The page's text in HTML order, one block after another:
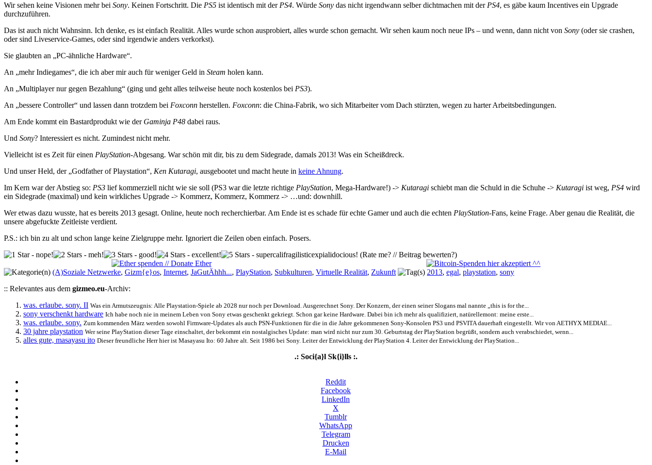
Wir sehen keine Visionen mehr bei Sony. Keinen Fortschritt. Die PS5 ist identisch mit der PS4. Würde Sony das nicht irgendwann selber dichtmachen mit der PS4, es gäbe kaum Incentives ein Upgrade
durchzuführen.
Das ist auch nicht Wahnsinn. Ich denke, es ist einfach Realität. Alles wurde schon ausprobiert, alles wurde schon gemacht. Wir sehen kaum noch neue IPs – und wenn, dann nicht von Sony (oder sie crashen,
oder sind Liveservice-Games, oder sind irgendwie anders verkorkst).
Sie glaubten an „PC-ähnliche Hardware“.
An „mehr Indiegames“, die ich aber mir auch für weniger Geld in Steam holen kann.
An „Multiplayer nur gegen Bezahlung“ (ging und geht alles teilweise heute noch kostenlos bei PS3).
An „bessere Controller“ und lassen dann trotzdem bei Foxconn herstellen. Foxconn: die China-Fabrik, wo sich Mitarbeiter vom Dach stürzten, wegen zu harter Arbeitsbedingungen.
Am Ende kommt ein Bastardprodukt wie der Gaminja P48 dabei raus.
Und Sony? Interessiert es nicht. Zumindest nicht mehr.
Vielleicht ist es Zeit für einen PlayStation-Abgesang. War schön mit dir, bis zu dem Sidegrade, damals 2013! Was ein Scheißdreck.
Und unser Held, der „Godfather of Playstation“, Ken Kutaragi, ausgebootet und macht heute in keine Ahnung.
Im Kern war der Abstieg so: PS3 lief kommerziell nicht wie sie soll (PS3 war die letzte richtige PlayStation, Mega-Hardware!) -> Kutaragi schiebt man die Schuld in die Schuhe -> Kutaragi ist weg, PS4 wird
ein Sidegrade (maximal) und kein wirkliches Upgrade -> Kommerz, Kommerz, Kommerz -> …und: downhill.
Wer etwas dazu wusste, hat es bereits 2013 gesagt. Online, heute noch recherchierbar. Am Ende ist es schade für echte Gamer und auch die echten PlayStation-Fans, keine Frage. Aber genau die Realität, die
unsere abgefuckte Zeitleiste verdient.
P.S.: ich bin zu alt und schon lange keine Zielgruppe mehr. Ignoriert die Zeilen oben einfach. Posers.
(Rate me? // Beitrag bewerten?)
(A)Soziale Netzwerke, Gizm{e}os, Internet, JaGutÄhhh..., PlayStation, Subkulturen, Virtuelle Realität, Zukunft 2013, egal, playstation, sony
:: Relevantes aus dem gizmeo.eu-Archiv:
was. erlaube. sony. II Was ein Armutszeugnis: Alle Playstation-Spiele ab 2028 nur noch per Download. Ausgerechnet Sony. Der Konzern, der einen seiner Slogans mal nannte „this is for the...
sony verschenkt hardware Ich habe noch nie in meinem Leben von Sony etwas geschenkt gekriegt. Schon gar keine Hardware. Dabei bin ich mehr als qualifiziert, natürellemont: meine erste...
was. erlaube. sony. Zum kommenden März werden sowohl Firmware-Updates als auch PSN-Funktionen für die in die Jahre gekommenen Sony-Konsolen PS3 und PSVITA dauerhaft eingestellt. Wir von AETHYX MEDIAE...
30 jahre playstation Wer seine PlayStation dieser Tage einschaltet, der bekommt ein nostalgisches Update: man wird nicht nur zum 30. Geburtstag der PlayStation begrüßt, sondern auch verabschiedet, wenn...
alles gute, masayasu ito Dieser freundliche Herr hier ist Masayasu Ito: 60 Jahre alt. Seit 1986 bei Sony. Leiter der Entwicklung der PlayStation 4. Leiter der Entwicklung der PlayStation...
.: Soci{a}l Sk{i}lls :.
Reddit
Facebook
LinkedIn
X
Tumblr
WhatsApp
Telegram
Drucken
E-Mail